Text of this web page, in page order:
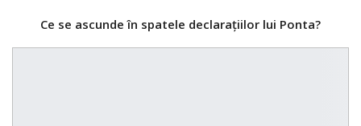
Ce se ascunde în spatele declaraţiilor lui Ponta?